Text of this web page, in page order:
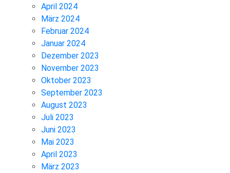
April 2024
März 2024
Februar 2024
Januar 2024
Dezember 2023
November 2023
Oktober 2023
September 2023
August 2023
Juli 2023
Juni 2023
Mai 2023
April 2023
März 2023